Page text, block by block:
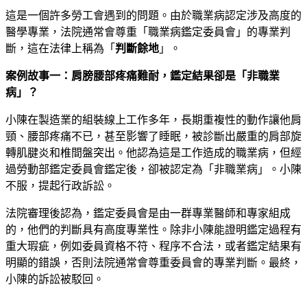
這是一個許多勞工會遇到的問題。由於職業病認定涉及高度的
醫學專業，法院通常會尊重「職業病鑑定委員會」的專業判
斷，這在法律上稱為「 判斷餘地 」。
案例故事一：肩膀腰部疼痛難耐，鑑定結果卻是「非職業
病」？
小陳在製造業的組裝線上工作多年，長期重複性的動作讓他肩
頸、腰部疼痛不已，甚至影響了睡眠，被診斷出嚴重的肩部旋
轉肌腱炎和椎間盤突出。他認為這是工作造成的職業病，但經
過勞動部鑑定委員會鑑定後，卻被認定為「非職業病」。小陳
不服，提起行政訴訟。
法院審理後認為，鑑定委員會是由一群專業醫師和專家組成
的，他們的判斷具有高度專業性。除非小陳能證明鑑定過程有
重大瑕疵，例如委員資格不符、程序不合法，或者鑑定結果有
明顯的錯誤，否則法院通常會尊重委員會的專業判斷。最終，
小陳的訴訟被駁回。